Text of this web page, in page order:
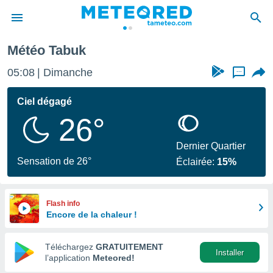
de
en
Météo Tabuk
05:08 Dimanche ...
Ciel dégagé
26°
Sensation de 26°
Dernier Quartier
Éclairée: 15%
Flash info
Encore de la chaleur !
Téléchargez GRATUITEMENT
l’application Meteored!
Installer